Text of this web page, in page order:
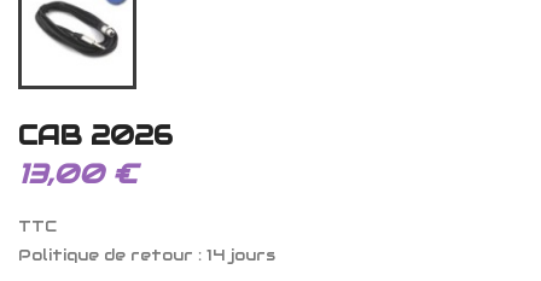
CAB 2026
13,00 €
TTC
Politique de retour : 14 jours